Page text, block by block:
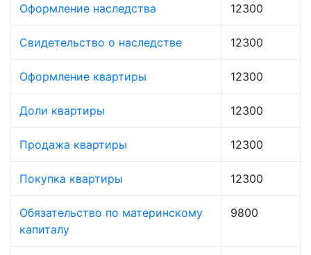
Оформление наследства 12300
Свидетельство о наследстве 12300
Оформление квартиры 12300
Доли квартиры 12300
Продажа квартиры 12300
Покупка квартиры 12300
Обязательство по материнскому
капиталу
9800